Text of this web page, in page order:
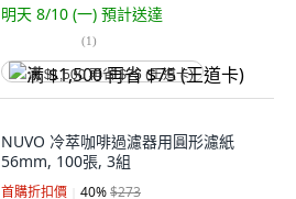
明天 8/10 (一) 預計送達
(1)
满 $1,500 再省 $75 (王道卡)
NUVO 冷萃咖啡過濾器用圓形濾紙
56mm, 100張, 3組
首購折扣價 40%$273